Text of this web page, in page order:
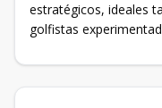
estratégicos, ideales
golfistas